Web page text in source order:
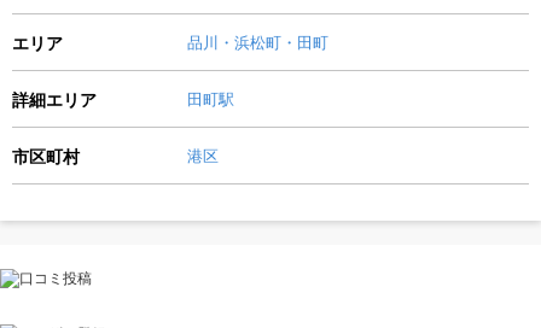
エリア 品川・浜松町・田町
詳細エリア 田町駅
市区町村 港区